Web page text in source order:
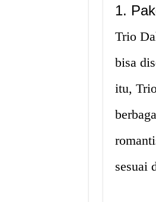
1.
Trio
bisa
itu,
sesuai